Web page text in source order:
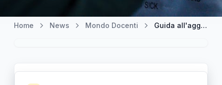
Home News Mondo Docenti Guida all'aggiornamento GPS 2026/2028: come ottenere 12 punti tramite Servizio Civile o Militare